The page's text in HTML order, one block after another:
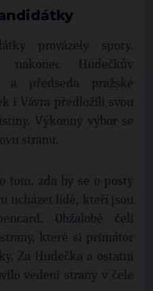
provázely spory.
Hudečkův
a předseda pražské
i Vávra předložili svou
Výkonný výbor se
stranu.
tom, zda by se o posty
ucházet lidé, kteří jsou
Obžalobě čelí
které si primátor
Za Hudečka a ostatní
vedení strany v čele